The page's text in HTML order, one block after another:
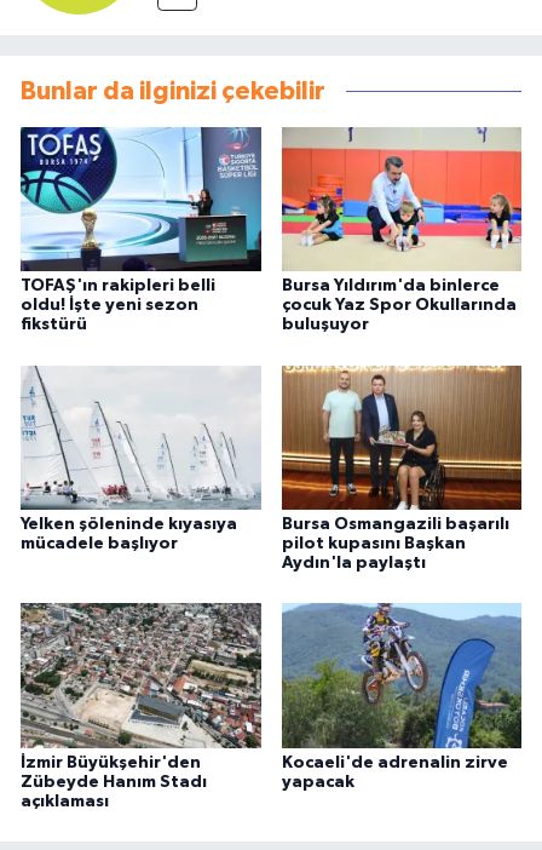
Bunlar da ilginizi çekebilir
TOFAŞ'ın rakipleri belli
oldu! İşte yeni sezon
fikstürü
Bursa Yıldırım'da binlerce
çocuk Yaz Spor Okullarında
buluşuyor
Yelken şöleninde kıyasıya
mücadele başlıyor
Bursa Osmangazili başarılı
pilot kupasını Başkan
Aydın'la paylaştı
İzmir Büyükşehir'den
Zübeyde Hanım Stadı
açıklaması
Kocaeli'de adrenalin zirve
yapacak